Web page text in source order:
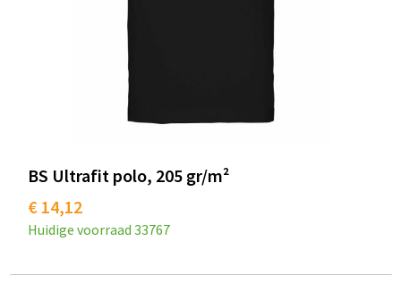
BS Ultrafit polo, 205 gr/m²
€ 14,12
Huidige voorraad 33767